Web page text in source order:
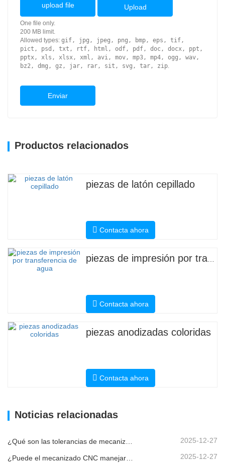
upload file Upload
One file only.
200 MB limit.
Allowed types: gif, jpg, jpeg, png, bmp, eps, tif,
pict, psd, txt, rtf, html, odf, pdf, doc, docx, ppt,
pptx, xls, xlsx, xml, avi, mov, mp3, mp4, ogg, wav,
bz2, dmg, gz, jar, rar, sit, svg, tar, zip.
Enviar
Productos relacionados
piezas de latón cepillado
Contacta ahora
Contacta ahora
piezas anodizadas coloridas
Contacta ahora
Noticias relacionadas
¿Qué son las tolerancias de mecanizado CNC y por qué son importantes? 2025-12-27
2025-12-27